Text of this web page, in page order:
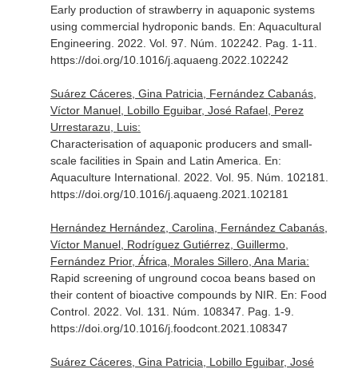
Early production of strawberry in aquaponic systems
using commercial hydroponic bands. En: Aquacultural
Engineering . 2022. Vol. 97. Núm. 102242. Pag. 1-11.
https://doi.org/10.1016/j.aquaeng.2022.102242
Suárez Cáceres, Gina Patricia, Fernández Cabanás,
Víctor Manuel, Lobillo Eguibar, José Rafael, Perez
Urrestarazu, Luis:
Characterisation of aquaponic producers and small-
scale facilities in Spain and Latin America. En:
Aquaculture International. 2022. Vol. 95. Núm. 102181.
https://doi.org/10.1016/j.aquaeng.2021.102181
Hernández Hernández, Carolina, Fernández Cabanás,
Víctor Manuel, Rodríguez Gutiérrez, Guillermo,
Fernández Prior, África, Morales Sillero, Ana Maria:
Rapid screening of unground cocoa beans based on
their content of bioactive compounds by NIR. En: Food
Control. 2022. Vol. 131. Núm. 108347. Pag. 1-9.
https://doi.org/10.1016/j.foodcont.2021.108347
Suárez Cáceres, Gina Patricia, Lobillo Eguibar, José